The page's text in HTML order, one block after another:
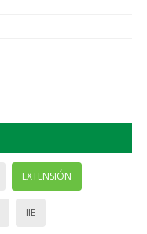
EXTENSIÓN
IIE